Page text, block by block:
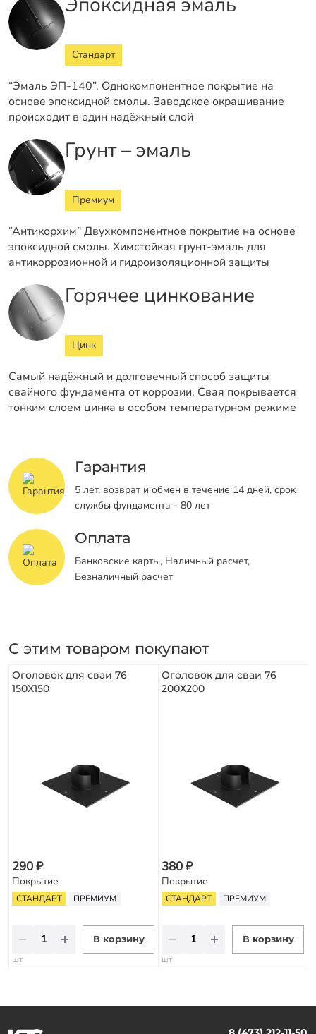
Стандарт
“Эмаль ЭП-140”. Однокомпонентное покрытие на
основе эпоксидной смолы. Заводское окрашивание
происходит в один надёжный слой
Грунт – эмаль
Премиум
“Антикорхим” Двухкомпонентное покрытие на основе
эпоксидной смолы. Химстойкая грунт-эмаль для
антикоррозионной и гидроизоляционной защиты
Горячее цинкование
Цинк
Самый надёжный и долговечный способ защиты
свайного фундамента от коррозии. Свая покрывается
тонким слоем цинка в особом температурном режиме
Гарантия
5 лет, возврат и обмен в течение 14 дней, срок
службы фундамента - 80 лет
Оплата
Банковские карты, Наличный расчет,
Безналичный расчет
С этим товаром покупают
Оголовок для сваи 76
150X150
290 ₽
Покрытие
СТАНДАРТ ПРЕМИУМ
В корзину
шт
Оголовок для сваи 76
200Х200
380 ₽
Покрытие
СТАНДАРТ ПРЕМИУМ
В корзину
шт